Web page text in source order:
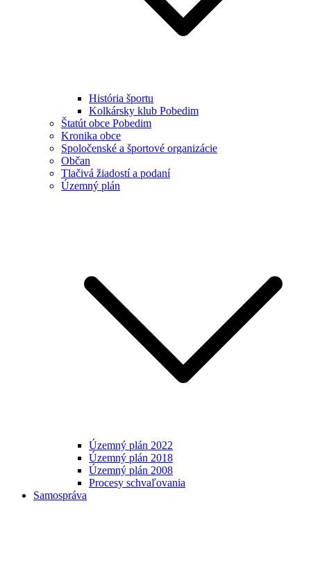
História športu
Kolkársky klub Pobedim
Štatút obce Pobedim
Kronika obce
Spoločenské a športové organizácie
Občan
Tlačivá žiadostí a podaní
Územný plán
Územný plán 2022
Územný plán 2018
Územný plán 2008
Procesy schvaľovania
Samospráva